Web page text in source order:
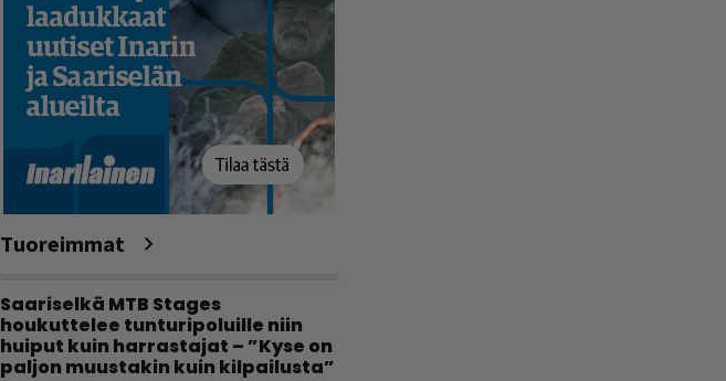
Tuoreimmat
Saariselkä MTB Stages
houkuttelee tunturipoluille niin
huiput kuin harrastajat – ”Kyse on
paljon muustakin kuin kilpailusta”